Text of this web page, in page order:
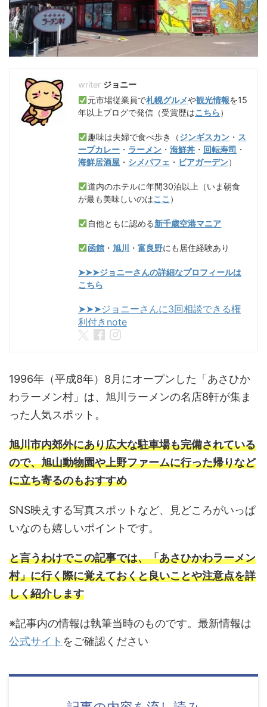
ジョニー
元市場従業員で札幌グルメや観光情報を15
年以上ブログで発信（受賞歴はこちら）
趣味は夫婦で食べ歩き（ジンギスカン ・ ス
ープカレー ・ ラーメン ・ 海鮮丼 ・ 回転寿司 ・
海鮮居酒屋 ・ シメパフェ ・ ビアガーデン）
道内のホテルに年間30泊以上（いま朝食
が最も美味しいのはここ ）
自他ともに認める新千歳空港マニア
函館 ・旭川 ・富良野にも居住経験あり
➤➤➤ジョニーさんの詳細なプロフィールは
こちら
➤➤➤ジョニーさんに3回相談できる権
利付きnote
1996年（平成8年）8月にオープンした「あさひか
わラーメン村」は、旭川ラーメンの名店8軒が集ま
った人気スポット。
旭川市内郊外にあり広大な駐車場も完備されている
ので、旭山動物園や上野ファームに行った帰りなど
に立ち寄るのもおすすめ
SNS映えする写真スポットなど、見どころがいっぱ
いなのも嬉しいポイントです。
と言うわけでこの記事では、「あさひかわラーメン
村」に行く際に覚えておくと良いことや注意点を詳
しく紹介します
※記事内の情報は執筆当時のものです。最新情報は
公式サイト をご確認ください